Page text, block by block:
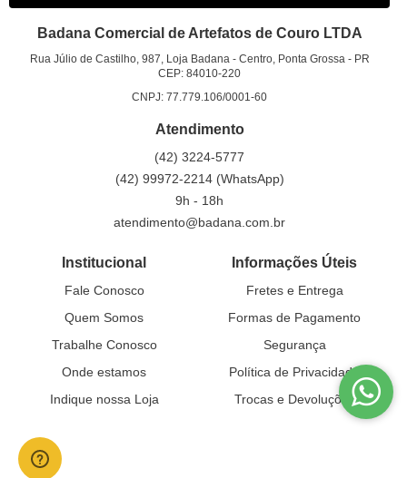
Badana Comercial de Artefatos de Couro LTDA
Rua Júlio de Castilho, 987, Loja Badana - Centro, Ponta Grossa - PR
CEP: 84010-220
CNPJ: 77.779.106/0001-60
Atendimento
(42) 3224-5777
(42) 99972-2214 (WhatsApp)
9h - 18h
atendimento@badana.com.br
Institucional
Fale Conosco
Quem Somos
Trabalhe Conosco
Onde estamos
Indique nossa Loja
Informações Úteis
Fretes e Entrega
Formas de Pagamento
Segurança
Política de Privacidade
Trocas e Devoluções